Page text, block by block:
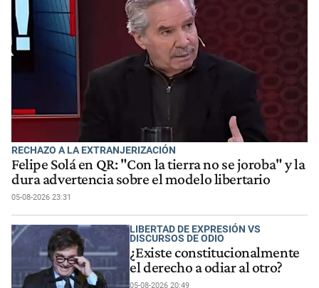
RECHAZO A LA EXTRANJERIZACIÓN
Felipe Solá en QR: "Con la tierra no se joroba" y la
dura advertencia sobre el modelo libertario
05-08-2026 23:31
LIBERTAD DE EXPRESIÓN VS
DISCURSOS DE ODIO
¿Existe constitucionalmente
el derecho a odiar al otro?
05-08-2026 20:49